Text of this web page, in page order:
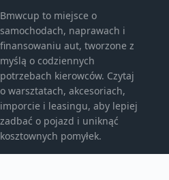
Bmwcup to miejsce o
samochodach, naprawach i
finansowaniu aut, tworzone z
myślą o codziennych
potrzebach kierowców. Czytaj
o warsztatach, akcesoriach,
imporcie i leasingu, aby lepiej
zadbać o pojazd i uniknąć
kosztownych pomyłek.